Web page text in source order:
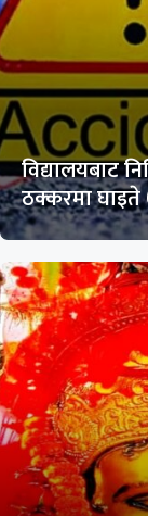
विद्यालयबाट
ठक्करमा घाइते